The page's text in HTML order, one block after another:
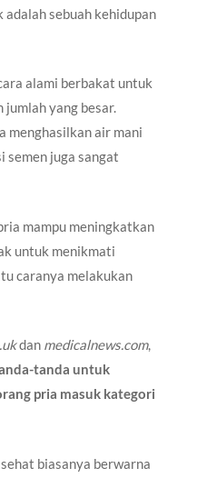
adalah sebuah kehidupan
alami berbakat untuk
jumlah yang besar.
menghasilkan air mani
semen juga sangat
mampu meningkatkan
untuk menikmati
caranya melakukan
dan medicalnews.com,
tanda untuk
pria masuk kategori
biasanya berwarna